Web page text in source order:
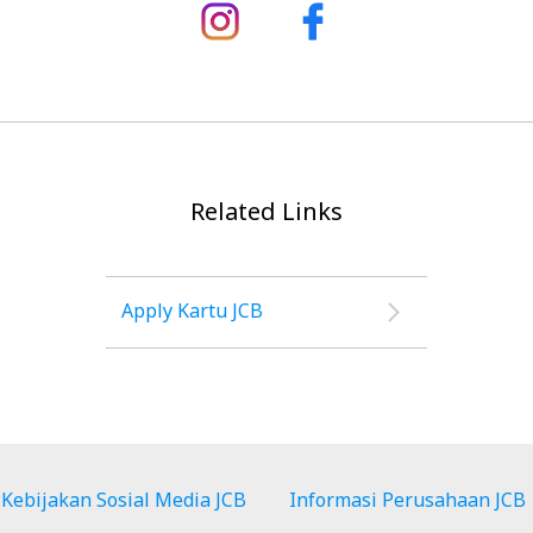
Related Links
Apply Kartu JCB
Kebijakan Sosial Media JCB Informasi Perusahaan JCB